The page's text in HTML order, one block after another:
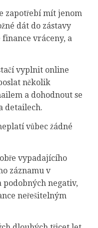
zapotřebí mít jenom
dát do zástavy
vráceny, a
vyplnit online
několik
a dohodnout se
detailech.
vůbec žádné
vypadajícího
záznamu v
negativ,
neřešitelným